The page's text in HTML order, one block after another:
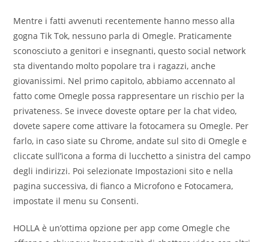
Mentre i fatti avvenuti recentemente hanno messo alla
gogna Tik Tok, nessuno parla di Omegle. Praticamente
sconosciuto a genitori e insegnanti, questo social network
sta diventando molto popolare tra i ragazzi, anche
giovanissimi. Nel primo capitolo, abbiamo accennato al
fatto come Omegle possa rappresentare un rischio per la
privateness. Se invece doveste optare per la chat video,
dovete sapere come attivare la fotocamera su Omegle. Per
farlo, in caso siate su Chrome, andate sul sito di Omegle e
cliccate sull’icona a forma di lucchetto a sinistra del campo
degli indirizzi. Poi selezionate Impostazioni sito e nella
pagina successiva, di fianco a Microfono e Fotocamera,
impostate il menu su Consenti.
HOLLA è un’ottima opzione per app come Omegle che